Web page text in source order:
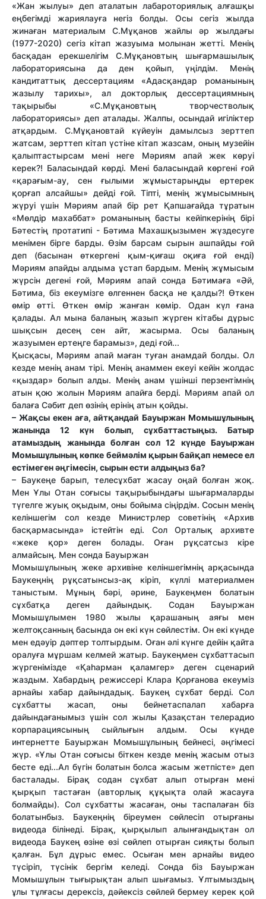
«Жан жылуы» деп аталатын лабароториялық алғашқы
еңбегімді жариялауға негіз болды. Осы сегіз жылда
жинаған материалым С.Мұқанов жайлы әр жылдағы
(1977-2020) сегіз кітап жазуыма молынан жетті. Менің
басқадан ерекшелігім С.Мұқановтың шығармашылық
лабораториясына да ден қойып, үңілдім. Менің
кандитаттық дессертациям «Адасқандар романының
жазылу тарихы», ал докторлық дессертациямның
тақырыбы «С.Мұқановтың творчестволық
лабораториясы» деп аталады. Жалпы, осындай игіліктер
атқардым. С.Мұқановтай күйеуін дамылсыз зерттеп
жатсам, зерттеп кітап үстіне кітап жазсам, оның музейін
қалыптастырсам мені неге Мәриям апай жек көруі
керек?! Баласындай көрді. Мені баласындай көргені ғой
«қарағым-ау, сен ғылыми жұмыстарыңды ертерек
қорғап алсайшы» дейді ғой. Тіпті, менің жұмысымның
жүруі үшін Мәриям апай бір рет Қапшағайда тұратын
«Мөлдір махаббат» романының басты кейіпкерінің бірі
Бәтестің протатипі - Бәтима Махашқызымен жүздесуге
менімен бірге барды. Өзім барсам сырын ашпайды ғой
деп (басынан өткергені қым-қиғаш оқиға ғой енді)
Мәриям апайды алдыма ұстап бардым. Менің жұмысым
жүрсін дегені ғой, Мәриям апай сонда Бәтимаға «Әй,
Бәтима, біз екеумізге өлгеннен басқа не қалды?! Өткен
өмір өтті. Өткен өмір жанған көмір. Одан күл ғана
қалады. Ал мына баланың жазып жүрген кітабы дұрыс
шықсын десең сен айт, жасырма. Осы баланың
жазуымен ертеңге барамыз», деді ғой...
Қысқасы, Мәриям апай маған туған анамдай болды. Ол
кезде менің анам тірі. Менің анаммен екеуі кейін жолдас
«қыздар» болып алды. Менің анам үшінші перзентімнің
атын қою жолын Мәриям апайға берді. Мәриям апай ол
балаға Сәбит деп өзінің ерінің атын қойды.
– Жақсы екен аға, айтқандай Бауыржан Момышұлының
жанында 12 күн болып, сұхбаттастыңыз. Батыр
атамыздың жанында болған сол 12 күнде Бауыржан
Момышұлының көпке беймәлім қырын байқап немесе ел
естімеген әңгімесін, сырын ести алдыңыз ба?
– Баукеңе барып, телесұхбат жасау оңай болған жоқ.
Мен Ұлы Отан соғысы тақырыбындағы шығармаларды
түгелге жуық оқыдым, оны бойыма сіңірдім. Сосын менің
келіншегім сол кезде Министрлер советінің «Архив
басқармасында» істейтін еді. Сол Орталық архивте
«жеке қор» деген болады. Оған рұқсатсыз кіре
алмайсың. Мен сонда Бауыржан
Момышұлының жеке архивіне келіншегімнің арқасында
Баукеңнің рұқсатынсыз-ақ кіріп, күллі материалмен
таныстым. Мұның бәрі, әрине, Баукеңмен болатын
сұхбатқа деген дайындық. Содан Бауыржан
Момышұлымен 1980 жылы қарашаның аяғы мен
желтоқсанның басында он екі күн сөйлестім. Он екі күнде
мен едәуір дәптер толтырдым. Оған әлі күнге дейін қайта
оралуға мұршам келмей жатыр. Баукеңмен сұхбаттасып
жүргенімізде «Қаһарман қаламгер» деген сценарий
жаздым. Хабардың режиссері Клара Қорғанова екеуміз
арнайы хабар дайындадық. Баукең сұхбат берді. Сол
сұхбатты жасап, оны бейнетаспалап хабарға
дайындағанымыз үшін сол жылы Қазақстан телерадио
корпарациясының сыйлығын алдым. Осы күнде
интернетте Бауыржан Момышұлының бейнесі, әңгімесі
жүр. «Ұлы Отан соғысы біткен кезде менің жасым отыз
бесте еді...Ал бүгін болатын болса жасым жетпісте» деп
басталады. Бірақ содан сұхбат алып отырған мені
қырқып тастаған (авторлық құқықта олай жасауға
болмайды). Сол сұхбатты жасаған, оны таспалаған біз
болатынбыз. Баукеңнің біреумен сөйлесіп отырғаны
видеода білінеді. Бірақ, қырқылып алынғандықтан ол
видеода Баукең өзіне өзі сөйлеп отырған сияқты болып
қалған. Бұл дұрыс емес. Осыған мен арнайы видео
түсіріп, түсінік бергім келеді. Сонда біз Бауыржан
Момышұлын тығырықтан алып шығамыз. Ұлтымыздың
ұлы тұлғасы дерексіз, дәйексіз сөйлей бермеу керек қой